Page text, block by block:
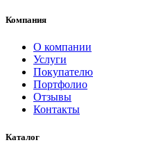
Компания
О компании
Услуги
Покупателю
Портфолио
Отзывы
Контакты
Каталог